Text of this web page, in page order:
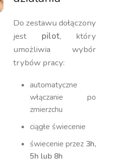
Do zestawu dołączony
jest pilot, który
umożliwia wybór
trybów pracy:
automatyczne
włączanie po
zmierzchu
ciągłe świecenie
świecenie przez 3h,
5h lub 8h